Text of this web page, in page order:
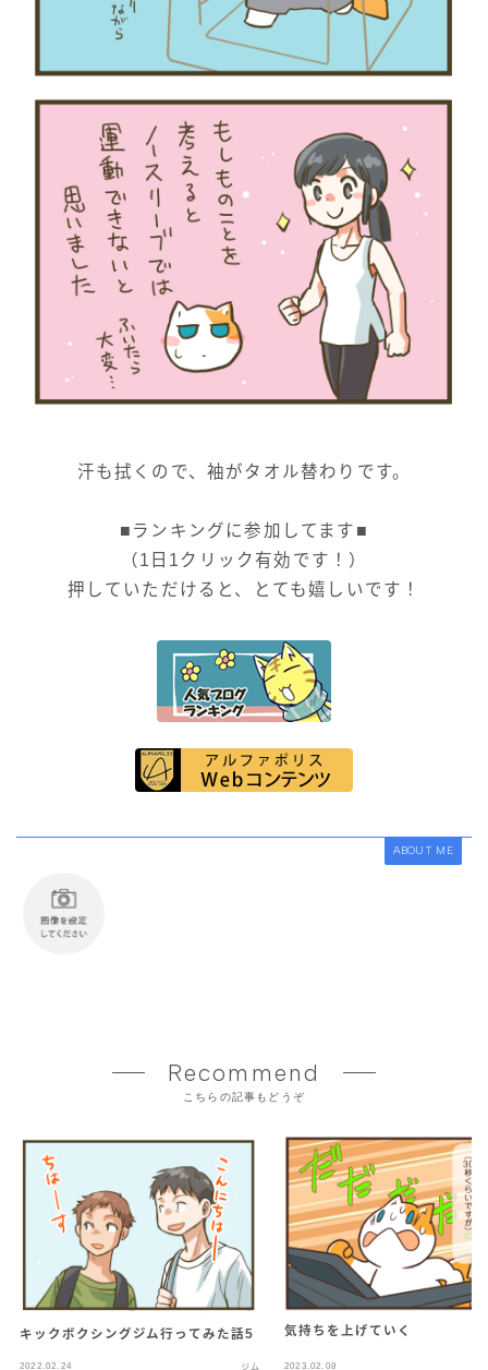
汗も拭くので、袖がタオル替わりです。
■ランキングに参加してます■
（1日1クリック有効です！）
押していただけると、とても嬉しいです！
ABOUT ME
Recommend
こちらの記事もどうぞ
キックボクシングジム行ってみた話5
2022.02.24 ジム
気持ちを上げていく
2023.02.08